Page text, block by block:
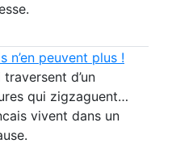
n’en peuvent plus !
d’un
qui zigzaguent…
vivent dans un